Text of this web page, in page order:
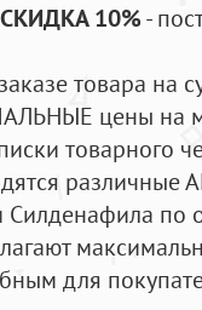
СКИДКА 10%-
товара на
цены на
товарного
Силденафила по
для